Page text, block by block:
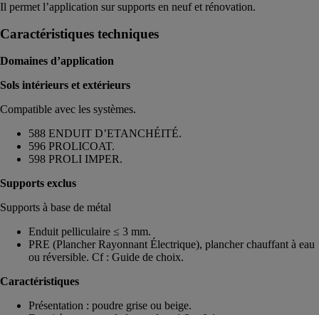
Il permet l’application sur supports en neuf et rénovation.
Caractéristiques techniques
Domaines d’application
Sols intérieurs et extérieurs
Compatible avec les systèmes.
588 ENDUIT D’ETANCHÉITÉ.
596 PROLICOAT.
598 PROLI IMPER.
Supports exclus
Supports à base de métal
Enduit pelliculaire ≤ 3 mm.
PRE (Plancher Rayonnant Électrique), plancher chauffant à eau
ou réversible. Cf : Guide de choix.
Caractéristiques
Présentation : poudre grise ou beige.